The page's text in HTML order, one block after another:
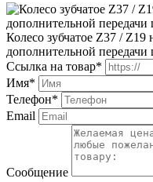
Колесо зубчатое Z37 /
дополнительной
Ссылка на товар*
Имя*
Телефон*
Email
Сообщение